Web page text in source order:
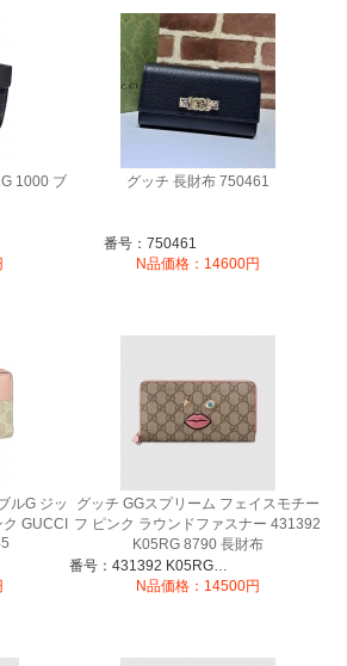
1000 ブ
グッチ 長財布 750461
番号：750461
N品価格：14600円
ルG ジッ
GUCCI
グッチ GGスプリーム フェイスモチー
フ ピンク ラウンドファスナー 431392
K05RG 8790 長財布
番号：431392 K05RG 8790
N品価格：14500円